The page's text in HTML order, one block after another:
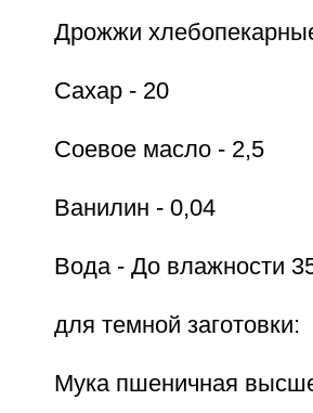
Дрожжи
Сахар - 20
Соевое масло - 2,5
Ванилин - 0,04
Вода - До влажности
для темной заготовки:
Мука пшеничная